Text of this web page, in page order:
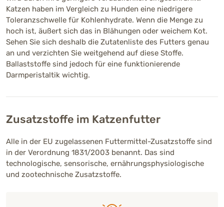
Katzen haben im Vergleich zu Hunden eine niedrigere
Toleranzschwelle für Kohlenhydrate. Wenn die Menge zu
hoch ist, äußert sich das in Blähungen oder weichem Kot.
Sehen Sie sich deshalb die Zutatenliste des Futters genau
an und verzichten Sie weitgehend auf diese Stoffe.
Ballaststoffe sind jedoch für eine funktionierende
Darmperistaltik wichtig.
Zusatzstoffe im Katzenfutter
Alle in der EU zugelassenen Futtermittel-Zusatzstoffe sind
in der Verordnung 1831/2003 benannt. Das sind
technologische, sensorische, ernährungsphysiologische
und zootechnische Zusatzstoffe.